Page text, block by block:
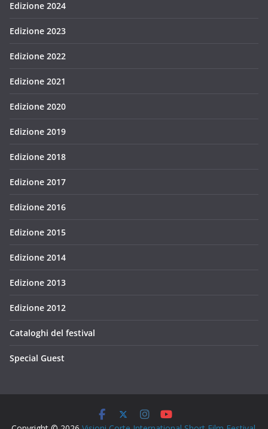
Edizione 2024
Edizione 2023
Edizione 2022
Edizione 2021
Edizione 2020
Edizione 2019
Edizione 2018
Edizione 2017
Edizione 2016
Edizione 2015
Edizione 2014
Edizione 2013
Edizione 2012
Cataloghi del festival
Special Guest